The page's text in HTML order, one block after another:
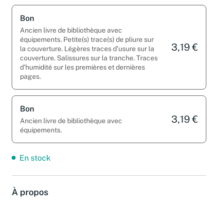
Bon
Ancien livre de bibliothèque avec
équipements. Petite(s) trace(s) de pliure sur
la couverture. Légères traces d’usure sur la
couverture. Salissures sur la tranche. Traces
d’humidité sur les premières et dernières
pages.
3,19 €
Bon
Ancien livre de bibliothèque avec
équipements.
3,19 €
En stock
À propos